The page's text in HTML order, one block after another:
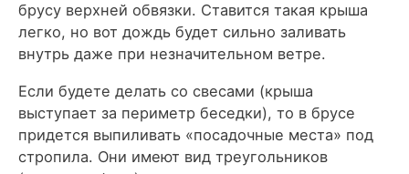
брусу верхней обвязки. Ставится такая крыша
легко, но вот дождь будет сильно заливать
внутрь даже при незначительном ветре.
Если будете делать со свесами (крыша
выступает за периметр беседки), то в брусе
придется выпиливать «посадочные места» под
стропила. Они имеют вид треугольников